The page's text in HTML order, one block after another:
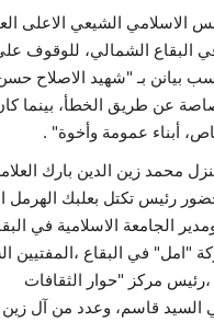
الاسلامي الشيعي الاعلى
البقاع الشمالي، للوقوف
بيانن بـ "شهيد الاصلاح
عن طريق الخطأ، بينما
أبناء عمومة وأخوة" .
محمد زين الدين بارك
رئيس تكتل بعلبك الهرمل
الجامعة الاسلامية في
"امل" في البقاع ،المفتيين
مركز "حوار الثقافات
السيد قاسم، وعدد من آل زين